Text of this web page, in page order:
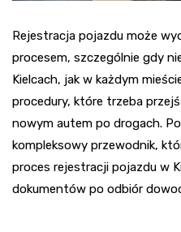
Rejestracja pojazdu może
procesem, szczególnie gdy
Kielcach, jak w każdym
procedury, które trzeba
nowym autem po drogach.
kompleksowy przewodnik,
proces rejestracji pojazdu w
dokumentów po odbiór